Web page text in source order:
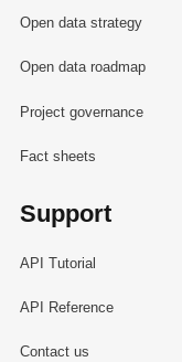
Open data strategy
Open data roadmap
Project governance
Fact sheets
Support
API Tutorial
API Reference
Contact us